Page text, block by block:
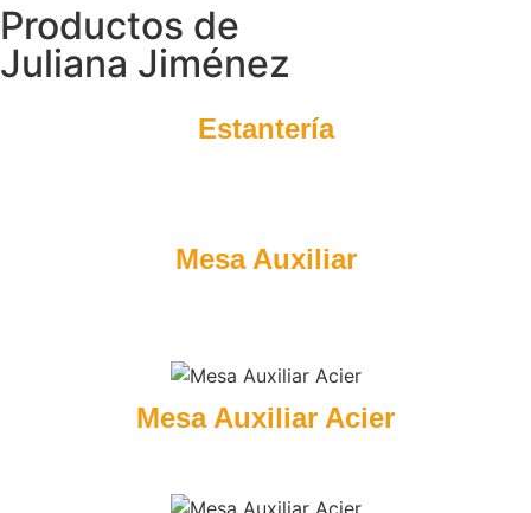
Productos de
Juliana Jiménez
Estantería
Mesa Auxiliar
Mesa Auxiliar Acier